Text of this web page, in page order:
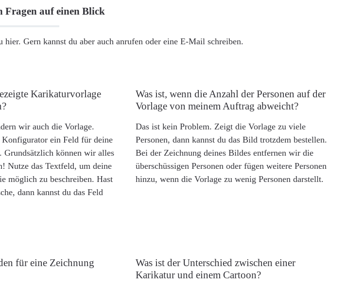
Fragen auf einen Blick
Gern kannst du aber auch anrufen oder eine E-Mail schreiben.
Karikaturvorlage
wir auch die Vorlage.
ein Feld für deine
Grundsätzlich können wir alles
Nutze das Textfeld, um deine
möglich zu beschreiben. Hast
dann kannst du das Feld
Was ist, wenn die Anzahl der Personen auf der
Vorlage von meinem Auftrag abweicht?
Das ist kein Problem. Zeigt die Vorlage zu viele
Personen, dann kannst du das Bild trotzdem bestellen.
Bei der Zeichnung deines Bildes entfernen wir die
überschüssigen Personen oder fügen weitere Personen
hinzu, wenn die Vorlage zu wenig Personen darstellt.
für eine Zeichnung
Was ist der Unterschied zwischen einer
Karikatur und einem Cartoon?